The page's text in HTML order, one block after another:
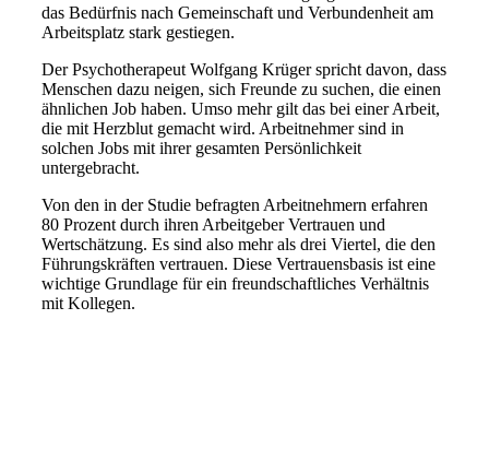
das Bedürfnis nach Gemeinschaft und Verbundenheit am
Arbeitsplatz stark gestiegen.
Der Psychotherapeut Wolfgang Krüger spricht davon, dass
Menschen dazu neigen, sich Freunde zu suchen, die einen
ähnlichen Job haben. Umso mehr gilt das bei einer Arbeit,
die mit Herzblut gemacht wird. Arbeitnehmer sind in
solchen Jobs mit ihrer gesamten Persönlichkeit
untergebracht.
Von den in der Studie befragten Arbeitnehmern erfahren
80 Prozent durch ihren Arbeitgeber Vertrauen und
Wertschätzung. Es sind also mehr als drei Viertel, die den
Führungskräften vertrauen. Diese Vertrauensbasis ist eine
wichtige Grundlage für ein freundschaftliches Verhältnis
mit Kollegen.